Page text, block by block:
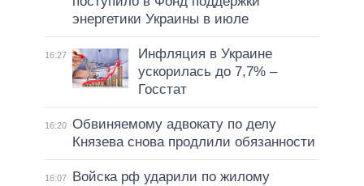
энергетики Украины в июле
16:27
Инфляция в Украине
ускорилась до 7,7% –
Госстат
16:20 Обвиняемому адвокату по делу
Князева снова продлили обязанности
16:07
Войска рф ударили по жилому